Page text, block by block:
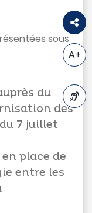
sous
du
des
7 juillet
place de
entre les
A+